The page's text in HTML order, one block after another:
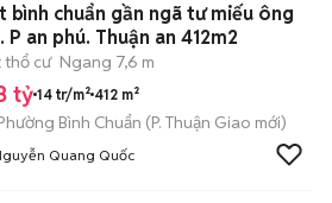
bình chuẩn gần ngã tư miếu ông
P an phú. Thuận an 412m2
thổ cư Ngang 7,6 m
tỷ14 tr/m² 412 m²
Bình Chuẩn (P. Thuận Giao mới)
Quang Quốc